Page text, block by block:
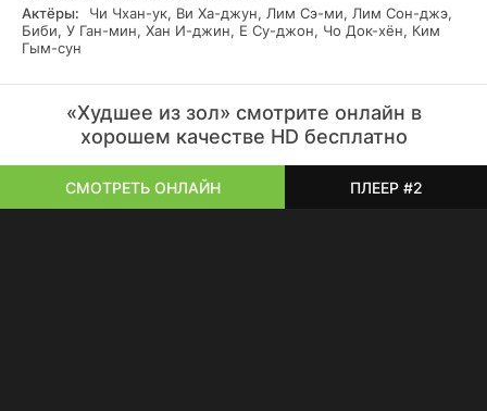
Актёры:
Чи Чхан-ук, Ви Ха-джун, Лим Сэ-ми, Лим Сон-джэ,
Биби, У Ган-мин, Хан И-джин, Е Су-джон, Чо Док-хён, Ким
Гым-сун
«Худшее из зол» смотрите онлайн в
хорошем качестве HD бесплатно
СМОТРЕТЬ ОНЛАЙН ПЛЕЕР #2